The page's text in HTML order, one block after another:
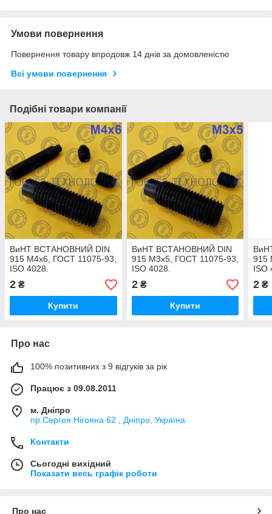
Умови повернення
Повернення товару впродовж 14 днів за домовленістю
Всі умови повернення
Подібні товари компанії
ВиНТ ВСТАНОВНИЙ DIN
915 М4х6, ГОСТ 11075-93,
ISO 4028.
2 ₴
Купити
ВиНТ ВСТАНОВНИЙ DIN
915 М3х5, ГОСТ 11075-93,
ISO 4028.
2₴
Купити
915
ISO
2 ₴
Про нас
100% позитивних з 9 відгуків за рік
Працює з 09.08.2011
м. Дніпро
пр.Сергея Нігояна 62 , Дніпро, Україна
Контакти
Сьогодні вихідний
Показати весь графік роботи
Про нас